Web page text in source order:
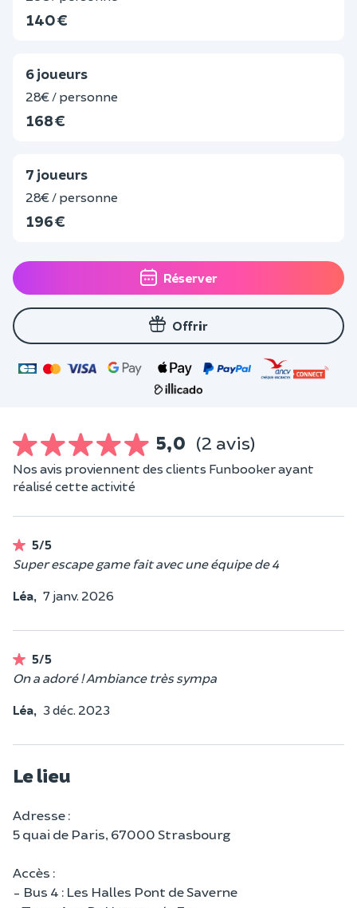
140 €
6 joueurs
28€ / personne
168 €
7 joueurs
28€ / personne
196 €
Réserver
Offrir
5,0 (2 avis)
Nos avis proviennent des clients Funbooker ayant
réalisé cette activité
5/5
Super escape game fait avec une équipe de 4
Léa, 7 janv. 2026
5/5
On a adoré ! Ambiance très sympa
Léa, 3 déc. 2023
Le lieu
Adresse :
5 quai de Paris, 67000 Strasbourg
Accès :
- Bus 4 : Les Halles Pont de Saverne